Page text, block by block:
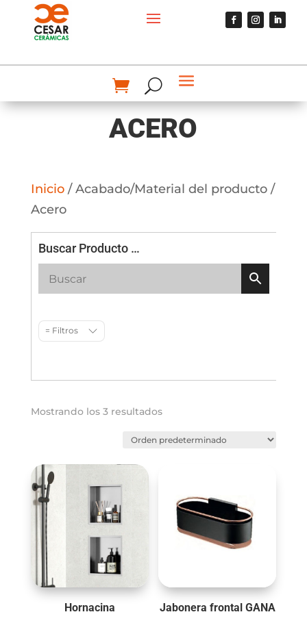
ACERO
Inicio/ Acabado/Material del producto /
Acero
Buscar Producto …
= Filtros
Mostrando los 3 resultados
Hornacina Jabonera frontal GANA